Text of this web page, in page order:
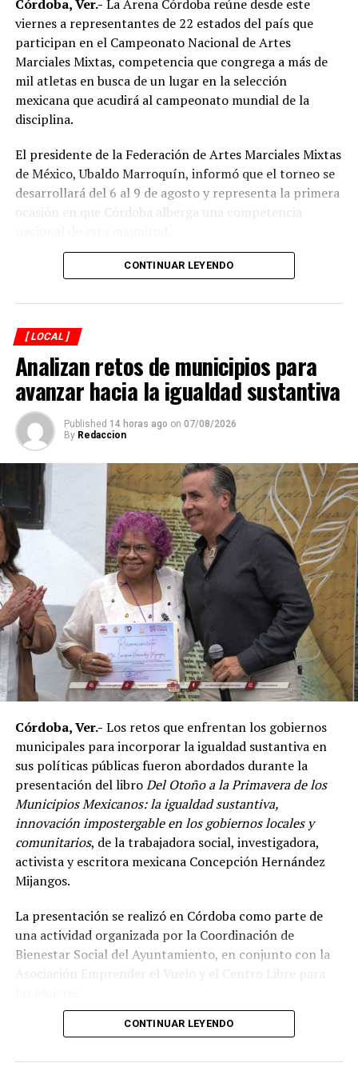
un registro de personas entrevistadas y que la elección
sea por sus propios vecinos”, dijo el director de
Desarrollo Social.
Una vez concluida la integración de los expedientes por
colonias, la Dirección de Desarrollo Social rendirá un
informe a la Presidencia anexando el listado de las
con la finalidad de que sea presentado en Sesión de
Cabildo Municipal para su designación y toma de
protesta.
Buscará Desarrollo Económico impulsar al comercio
ANTES
Córdoba, Ver.- La Arena Córdoba reúne desde este
viernes a representantes de 22 estados del país que
participan en el Campeonato Nacional de Artes
Marciales Mixtas, competencia que congrega a más de
mil atletas en busca de un lugar en la selección
mexicana que acudirá al campeonato mundial de la
disciplina.
El presidente de la Federación de Artes Marciales Mixtas
de México, Ubaldo Marroquín, informó que el torneo se
desarrollará del 6 al 9 de agosto y representa la primera
ocasión en que Córdoba alberga una competencia
Explicó que de los participantes serán seleccionados
alrededor de 40 atletas que representarán a México en
el campeonato mundial programado para noviembre en
Georgia, por lo que el torneo en Córdoba también
funciona como una de las principales etapas para
conformar al equipo nacional.
Marroquín destacó el desempeño que ha tenido México
en competencias internacionales de artes marciales
mixtas y sostuvo que el país se ha consolidado como una
de las principales potencias del continente americano
en esta disciplina.
De acuerdo con el dirigente deportivo, México ha
conseguido cinco campeonatos panamericanos
consecutivos por equipos, superando a delegaciones
como Estados Unidos y Brasil, considerado uno de los
países con mayor tradición en las artes marciales
mixtas.
Ante los cuestionamientos sobre el nivel de agresividad
de este deporte, señaló que las competencias cuentan
con la edad y experiencia de los participantes.
Indicó que existen divisiones infantiles, juveniles y para
adultos, con reglas específicas para cada categoría, por
dentro de esquemas considerados formativos.
los combates en los que los competidores buscarán
CONTINUAR LEYENDO
[ LOCAL ]
Analizan retos de municipios para
avanzar hacia la igualdad sustantiva
Published 14 horas ago on 07/08/2026
By Redaccion
Córdoba, Ver.- Los retos que enfrentan los gobiernos
municipales para incorporar la igualdad sustantiva en
sus políticas públicas fueron abordados durante la
presentación del libroDel Otoño a la Primavera de los
Municipios Mexicanos: la igualdad sustantiva,
innovación impostergable en los gobiernos locales y
comunitarios, de la trabajadora social, investigadora,
activista y escritora mexicana Concepción Hernández
Mijangos.
La presentación se realizó en Córdoba como parte de
una actividad organizada por la Coordinación de
Bienestar Social del Ayuntamiento, en conjunto con la
Asociación Emprender el Vuelo y el Centro Libre para
El encuentro reunió a autoridades y representantes de
Ixtaczoquitlán, Coetzala, Tlilapan, Naranjal, Chocamán
CONTINUAR LEYENDO